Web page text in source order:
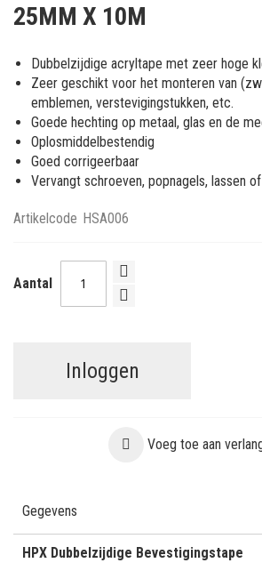
afbeeldingen-
25MM X 10M
Dubbelzijdige acryltape met zeer hoge
Zeer geschikt voor het monteren van
emblemen, verstevigingstukken, etc.
Goede hechting op metaal, glas en de
Oplosmiddelbestendig
Goed corrigeerbaar
Vervangt schroeven, popnagels, lassen
Artikelcode HSA006
Aantal
Inloggen
Voeg toe aan
Gegevens
HPX Dubbelzijdige Bevestigingstape